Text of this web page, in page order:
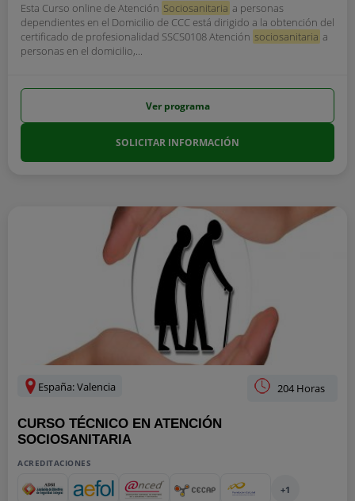
Esta Curso online de Atención Sociosanitaria a personas
dependientes en el Domicilio de CCC está dirigido a la obtención del
certificado de profesionalidad SSCS0108 Atención sociosanitaria a
personas en el domicilio,...
Ver programa
SOLICITAR INFORMACIÓN
España: Valencia 204 Horas
CURSO TÉCNICO EN ATENCIÓN
SOCIOSANITARIA
ACREDITACIONES
+1